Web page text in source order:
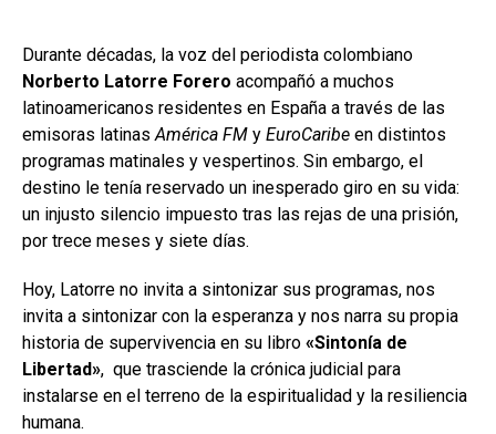
Durante décadas, la voz del periodista colombiano
Norberto Latorre Forero acompañó a muchos
latinoamericanos residentes en España a través de las
emisoras latinasAmérica FM y EuroCaribe en distintos
programas matinales y vespertinos. Sin embargo, el
destino le tenía reservado un inesperado giro en su vida:
un injusto silencio impuesto tras las rejas de una prisión,
por trece meses y siete días.
Hoy, Latorre no invita a sintonizar sus programas, nos
invita a sintonizar con la esperanza y nos narra su propia
historia de supervivencia en su libro «Sintonía de
Libertad», que trasciende la crónica judicial para
instalarse en el terreno de la espiritualidad y la resiliencia
humana.